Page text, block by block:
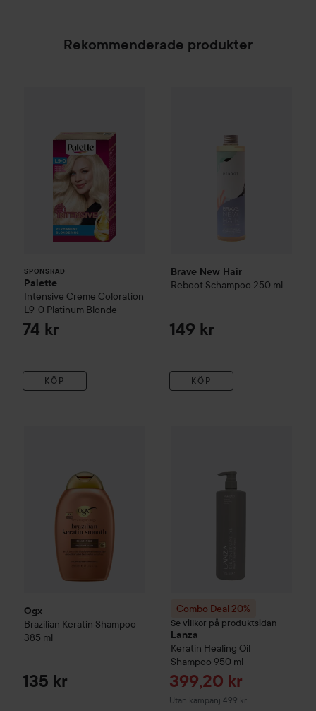
Rekommenderade produkter
SPONSRAD
Palette
Intensive Creme Coloration
L9-0 Platinum Blonde
74 kr
KÖP
Brave New Hair
Reboot Schampoo 250 ml
149 kr
KÖP
Ogx
Brazilian Keratin Shampoo
385 ml
135 kr
Combo Deal 20%
Se villkor på produktsidan
Lanza
Keratin Healing Oil
Shampoo 950 ml
Reapris
399,20 kr
Utan kampanj 499 kr